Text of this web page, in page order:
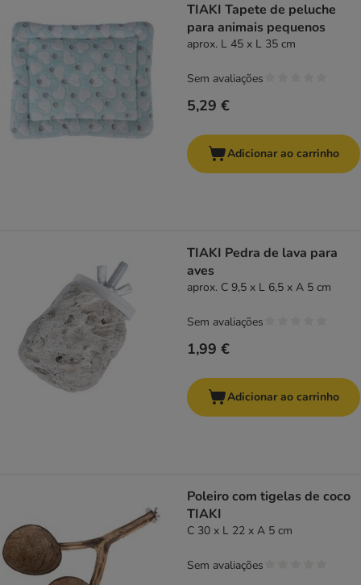
TIAKI Tapete de peluche
para animais pequenos
aprox. L 45 x L 35 cm
5,29 €
Sem avaliações
Adicionar ao carrinho
TIAKI Pedra de lava para
aves
aprox. C 9,5 x L 6,5 x A 5 cm
1,99 €
Sem avaliações
Adicionar ao carrinho
Poleiro com tigelas de coco
TIAKI
C 30 x L 22 x A 5 cm
Sem avaliações